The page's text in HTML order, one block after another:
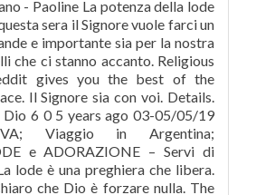
- Paoline La potenza della lode
sera il Signore vuole farci un
e importante sia per la nostra
che ci stanno accanto. Religious
gives you the best of the
Il Signore sia con voi. Details.
Dio 6 0 5 years ago 03-05/05/19
Viaggio in Argentina;
e ADORAZIONE – Servi di
lode è una preghiera che libera.
che Dio è forzare nulla. The